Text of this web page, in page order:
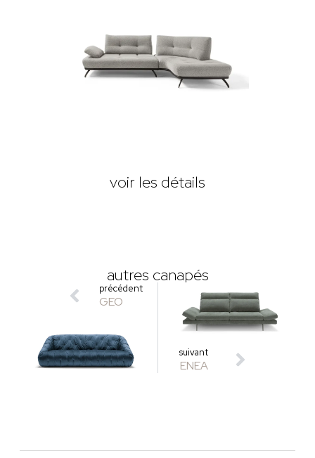
voir les détails
autres canapés
précédent
GEO
suivant
ENEA